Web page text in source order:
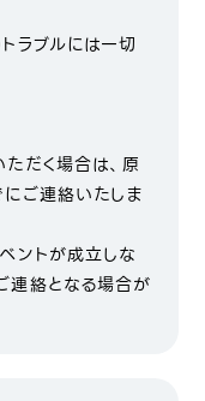
ラブルには一切
だく場合は、原
ご連絡いたしま
ントが成立しな
連絡となる場合が